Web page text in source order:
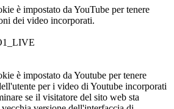
è impostato da YouTube per tenere
dei video incorporati.
è impostato da Youtube per tenere
per i video di Youtube incorporati
se il visitatore del sito web sta